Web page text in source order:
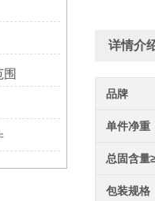
详情介
品牌
单件净重
总固含量
包装规格